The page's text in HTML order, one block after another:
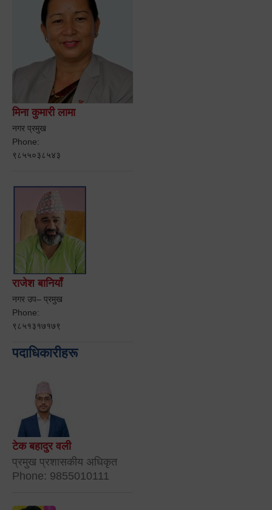
मिना कुमारी लामा
नगर प्रमुख
Phone:
९८५५०३८५४३
राजेश बानियाँ
नगर उप– प्रमुख
Phone:
९८५१३१७१७९
पदाधिकारीहरू
टेक बहादुर वली
प्रमुख प्रशासकीय अधिकृत
Phone: 9855010111